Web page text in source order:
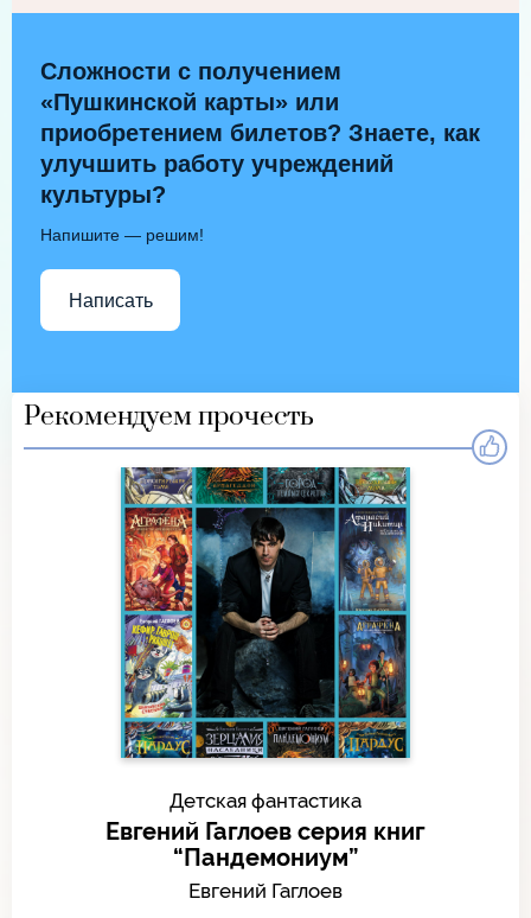
Сложности с получением
«Пушкинской карты» или
приобретением билетов? Знаете, как
улучшить работу учреждений
культуры?
Напишите — решим!
Написать
Рекомендуем прочесть
Детская фантастика
Евгений Гаглоев серия книг
“Пандемониум”
Евгений Гаглоев